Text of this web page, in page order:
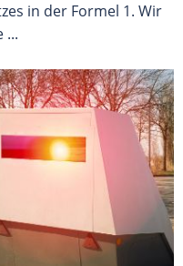
in der Formel 1. Wir
...